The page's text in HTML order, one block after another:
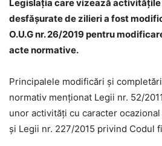
Legislaţia care vizează
desfăşurate de zilieri a fost
O.U.G nr. 26/2019 pentru
acte normative.
Principalele modificări şi
normativ menţionat Legii nr. 52/
unor activităţi cu caracter
şi Legii nr. 227/2015 privind Codul